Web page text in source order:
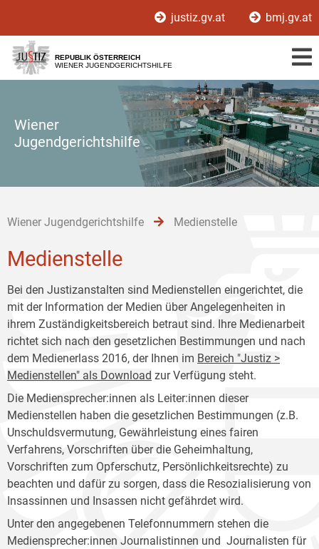
[1]
[2]
[3]
justiz.gv.at bmj.gv.at
REPUBLIK ÖSTERREICH
WIENER JUGENDGERICHTSHILFE
Wiener
Jugendgerichtshilfe
Wiener Jugendgerichtshilfe Medienstelle
Medienstelle
Bei den Justizanstalten sind Medienstellen eingerichtet, die
mit der Information der Medien über Angelegenheiten in
ihrem Zuständigkeitsbereich betraut sind. Ihre Medienarbeit
richtet sich nach den gesetzlichen Bestimmungen und nach
dem Medienerlass 2016, der Ihnen im Bereich "Justiz >
Medienstellen" als Download zur Verfügung steht.
Die Mediensprecher:innen als Leiter:innen dieser
Medienstellen haben die gesetzlichen Bestimmungen (z.B.
Unschuldsvermutung, Gewährleistung eines fairen
Verfahrens, Vorschriften über die Geheimhaltung,
Vorschriften zum Opferschutz, Persönlichkeitsrechte) zu
beachten und dafür zu sorgen, dass die Resozialisierung von
Insassinnen und Insassen nicht gefährdet wird.
Unter den angegebenen Telefonnummern stehen die
Mediensprecher:innen Journalistinnen und Journalisten für